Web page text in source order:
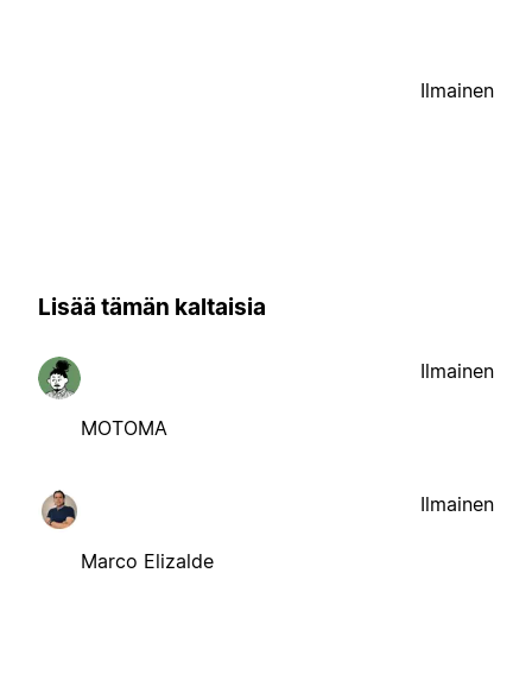
Ilmainen
Lisää tämän kaltaisia
MOTOMA
Ilmainen
Marco Elizalde
Ilmainen